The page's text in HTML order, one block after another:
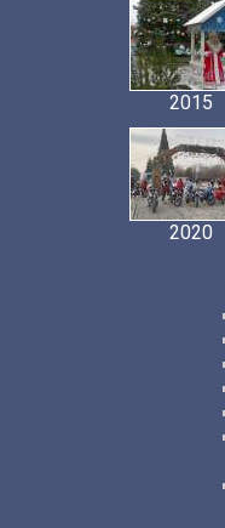
2015
2020